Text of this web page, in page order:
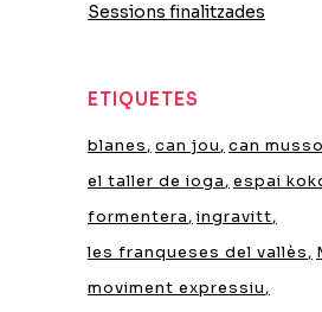
Sessions finalitzades
ETIQUETES
blanes can jou can
el taller de ioga espai
formentera ingravitt
les franqueses del vallès
moviment expressiu